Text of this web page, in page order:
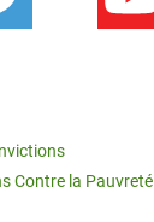
Contre la Pauvreté